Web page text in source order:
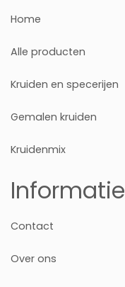
Home
Alle producten
Kruiden en specerijen
Gemalen kruiden
Kruidenmix
Informatie
Contact
Over ons